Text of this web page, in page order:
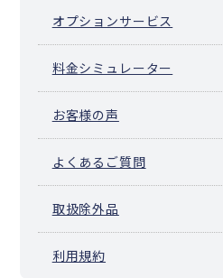
オプションサービス
料金シミュレーター
お客様の声
よくあるご質問
取扱除外品
利用規約